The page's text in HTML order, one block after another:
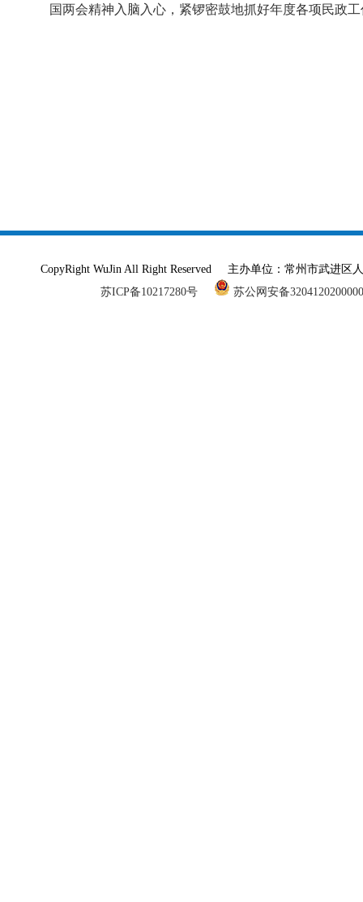
国两会精神入脑入心，紧锣密鼓地抓好年度各项民政
CopyRight WuJin All Right Reserved 主办单位：常州市武进
苏ICP备10217280号
苏公网安备